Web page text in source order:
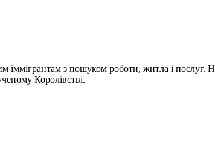
з пошуком роботи, житла і послуг.
Королівстві.